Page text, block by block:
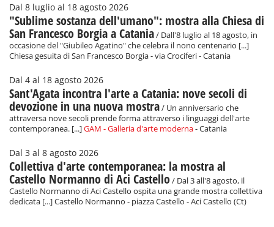
Dal 8 luglio al 18 agosto 2026
"Sublime sostanza dell'umano": mostra alla Chiesa di
San Francesco Borgia a Catania/ Dall'8 luglio al 18 agosto, in
occasione del "Giubileo Agatino" che celebra il nono centenario [...]
Chiesa gesuita di San Francesco Borgia - via Crociferi - Catania
Dal 4 al 18 agosto 2026
Sant'Agata incontra l'arte a Catania: nove secoli di
devozione in una nuova mostra/ Un anniversario che
attraversa nove secoli prende forma attraverso i linguaggi dell'arte
contemporanea. [...]GAM - Galleria d'arte moderna- Catania
Dal 3 al 8 agosto 2026
Collettiva d'arte contemporanea: la mostra al
Castello Normanno di Aci Castello/ Dal 3 all'8 agosto, il
Castello Normanno di Aci Castello ospita una grande mostra collettiva
dedicata [...] Castello Normanno - piazza Castello - Aci Castello (Ct)